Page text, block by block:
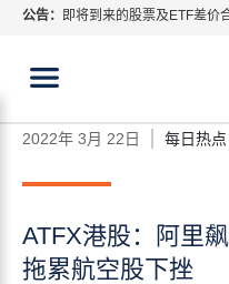
公告： 即将到来的股票及ETF差价
ATFX呼吁推进金融市场合
当前位置:
市，东航拖累航空股下挫
2022年 3月 22日 每日热点
ATFX港股：阿里
拖累航空股下挫